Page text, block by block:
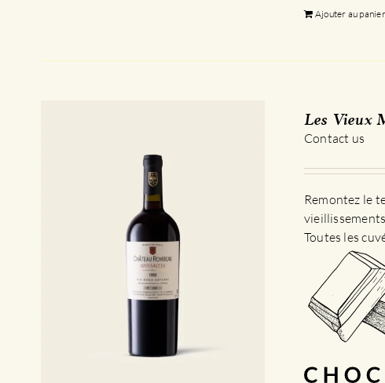
Ajouter au panier
Les Vieux
Contact us
Remontez le
Toutes les